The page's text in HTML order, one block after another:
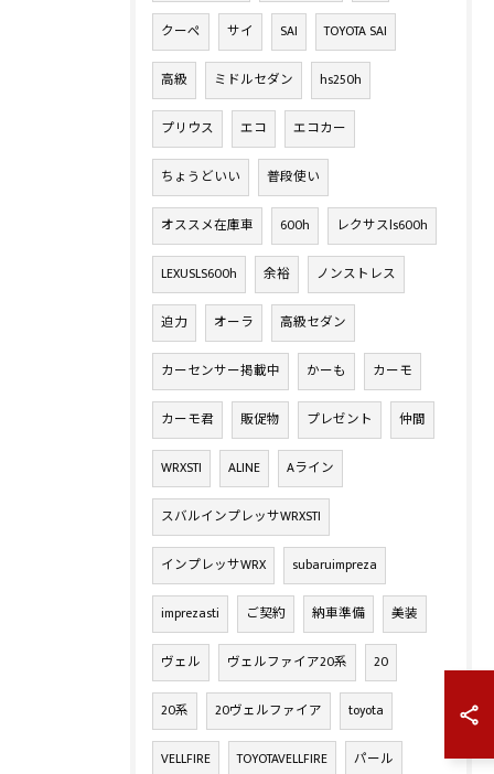
クーペ サイ SAI TOYOTA SAI
高級 ミドルセダン hs250h
プリウス エコ エコカー
ちょうどいい 普段使い
オススメ在庫車 600h レクサスls600h
LEXUSLS600h 余裕 ノンストレス
迫力 オーラ 高級セダン
カーセンサー掲載中 かーも カーモ
カーモ君 販促物 プレゼント 仲間
WRXSTI ALINE Aライン
スバルインプレッサWRXSTI
インプレッサWRX subaruimpreza
imprezasti ご契約 納車準備 美装
ヴェル ヴェルファイア20系 20
20系 20ヴェルファイア toyota
VELLFIRE TOYOTAVELLFIRE パール